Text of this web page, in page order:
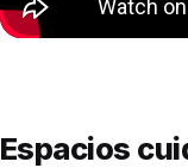
Espacios